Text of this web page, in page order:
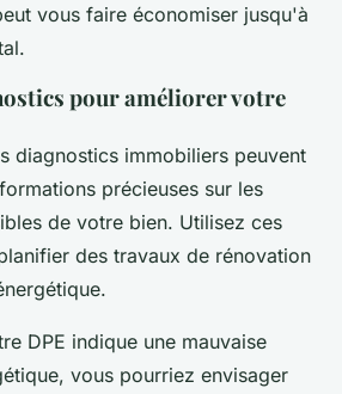
vous faire économiser jusqu'à
pour améliorer votre
diagnostics immobiliers peuvent
précieuses sur les
de votre bien. Utilisez ces
des travaux de rénovation
DPE indique une mauvaise
vous pourriez envisager